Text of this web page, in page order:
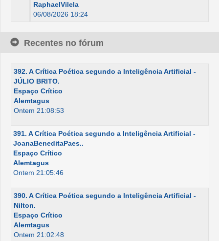
RaphaelVilela
06/08/2026 18:24
Recentes no fórum
392. A Crítica Poética segundo a Inteligência Artificial -
JÚLIO BRITO.
Espaço Crítico
Alemtagus
Ontem 21:08:53
391. A Crítica Poética segundo a Inteligência Artificial -
JoanaBeneditaPaes..
Espaço Crítico
Alemtagus
Ontem 21:05:46
390. A Crítica Poética segundo a Inteligência Artificial -
Nilton.
Espaço Crítico
Alemtagus
Ontem 21:02:48